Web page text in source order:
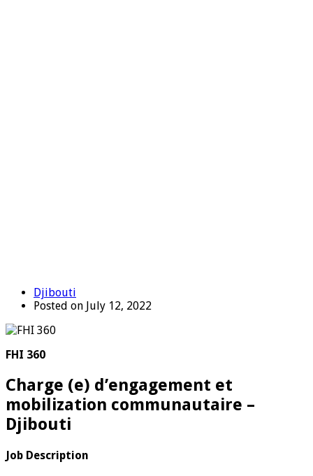
Djibouti
Posted on July 12, 2022
FHI 360
Charge (e) d’engagement et
mobilization communautaire –
Djibouti
Job Description